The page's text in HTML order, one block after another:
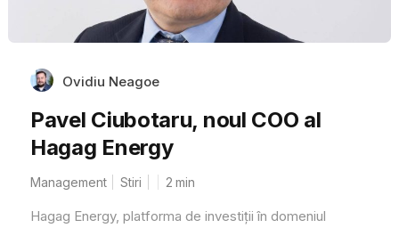
Ovidiu Neagoe
Pavel Ciubotaru, noul COO al
Hagag Energy
Management Stiri 2 min
Hagag Energy, platforma de investiții în domeniul